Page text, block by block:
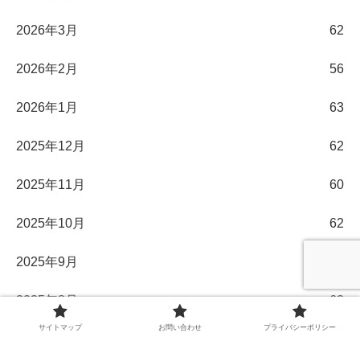
2026年3月 62
2026年2月 56
2026年1月 63
2025年12月 62
2025年11月 60
2025年10月 62
2025年9月
2025年8月 62
サイトマップ お問い合わせ プライバシーポリシー